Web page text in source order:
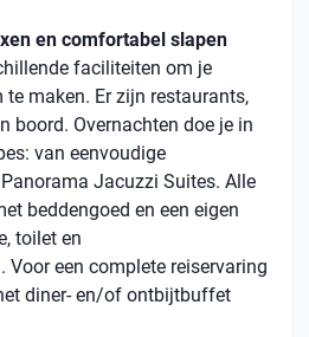
en comfortabel slapen
faciliteiten om je
maken. Er zijn restaurants,
boord. Overnachten doe je in
: van eenvoudige
Jacuzzi Suites. Alle
beddengoed en een eigen
toilet en
Voor een complete reiservaring
diner- en/of ontbijtbuffet